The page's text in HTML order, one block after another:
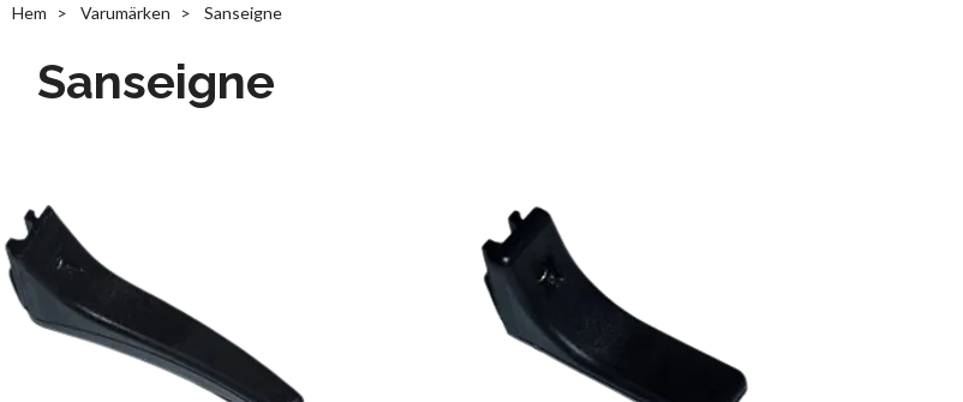
Hem Varumärken Sanseigne
Sanseigne